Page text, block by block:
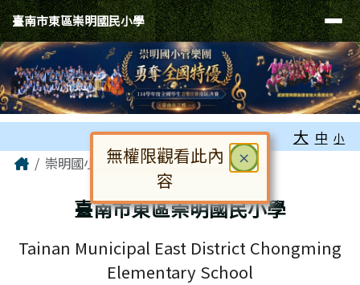
跳至主內容區
臺南市東區崇明國民小學
導覽列
臺南市東區崇明國民小學
大 中 小
主內容區域
Home崇明國小
臺南市東區崇明國民小學
Tainan Municipal East District Chongming
Elementary School
頁尾區域 × 關閉
無權限觀看此內
容
對話框已開啟。請使用 Tab 鍵在